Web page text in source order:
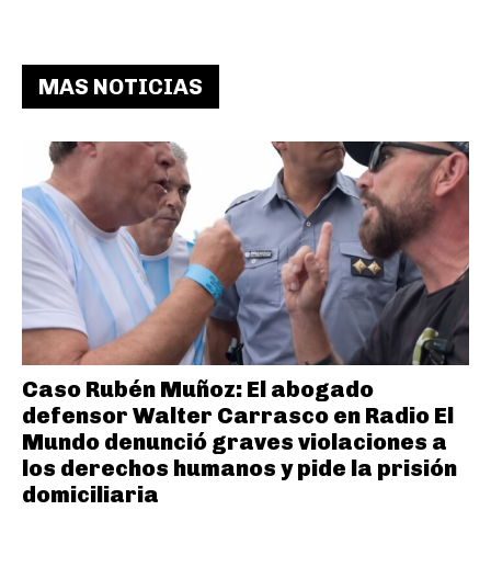
MAS NOTICIAS
Caso Rubén Muñoz: El abogado
defensor Walter Carrasco en Radio El
Mundo denunció graves violaciones a
los derechos humanos y pide la prisión
domiciliaria